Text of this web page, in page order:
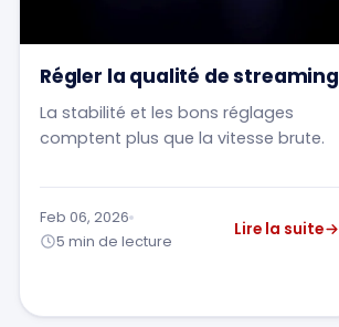
Régler la qualité de streaming
La stabilité et les bons réglages
comptent plus que la vitesse brute.
Feb 06, 2026
5 min de lecture
Lire la suite